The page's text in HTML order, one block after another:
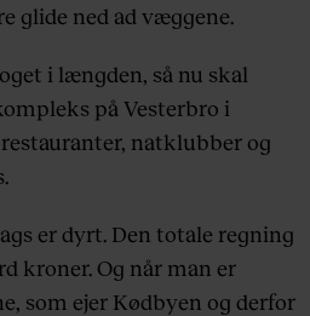
glide ned ad væggene.
i længden, så nu skal
på Vesterbro i
natklubber og
er dyrt. Den totale regning
kroner. Og når man er
som ejer Kødbyen og derfor